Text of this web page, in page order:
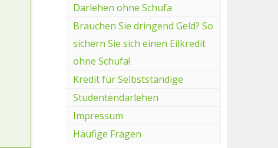
Darlehen ohne Schufa
Brauchen Sie dringend Geld? So
sichern Sie sich einen Eilkredit
ohne Schufa!
Kredit für Selbstständige
Studentendarlehen
Impressum
Häufige Fragen